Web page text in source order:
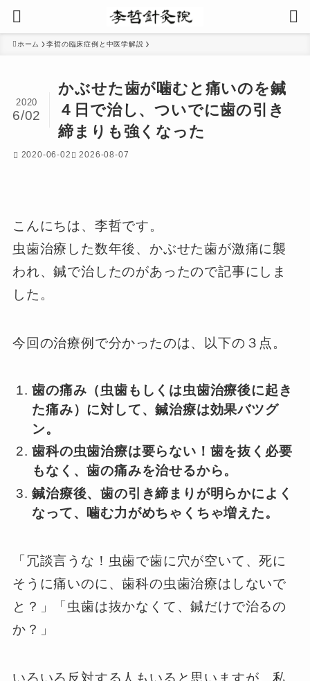
ホーム 李哲の臨床症例と中医学解説
かぶせた歯が噛むと痛いのを鍼
４日で治し、ついでに歯の引き
締まりも強くなった
2020
6/02
2020-06-02 2026-08-07
こんにちは、李哲です。
虫歯治療した数年後、かぶせた歯が激痛に襲
われ、鍼で治したのがあったので記事にしま
した。
今回の治療例で分かったのは、以下の３点。
歯の痛み（虫歯もしくは虫歯治療後に起き
た痛み）に対して、鍼治療は効果バツグ
ン。
歯科の虫歯治療は要らない！歯を抜く必要
もなく、歯の痛みを治せるから。
鍼治療後、歯の引き締まりが明らかによく
なって、噛む力がめちゃくちゃ増えた。
「冗談言うな！虫歯で歯に穴が空いて、死に
そうに痛いのに、歯科の虫歯治療はしないで
と？」「虫歯は抜かなくて、鍼だけで治るの
か？」